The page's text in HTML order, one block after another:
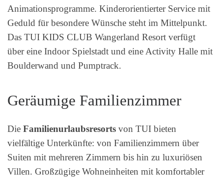
Animationsprogramme. Kinderorientierter Service mit
Geduld für besondere Wünsche steht im Mittelpunkt.
Das TUI KIDS CLUB Wangerland Resort verfügt
über eine Indoor Spielstadt und eine Activity Halle mit
Boulderwand und Pumptrack.
Geräumige Familienzimmer
Die Familienurlaubsresorts von TUI bieten
vielfältige Unterkünfte: von Familienzimmern über
Suiten mit mehreren Zimmern bis hin zu luxuriösen
Villen. Großzügige Wohneinheiten mit komfortabler